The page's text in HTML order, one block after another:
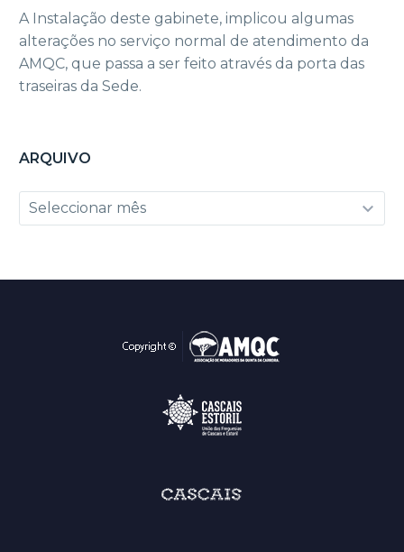
A Instalação deste gabinete, implicou algumas
alterações no serviço normal de atendimento da
AMQC, que passa a ser feito através da porta das
traseiras da Sede.
ARQUIVO
Arquivo
Seleccionar mês